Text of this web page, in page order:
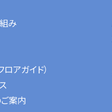
み
アガイド）
案内